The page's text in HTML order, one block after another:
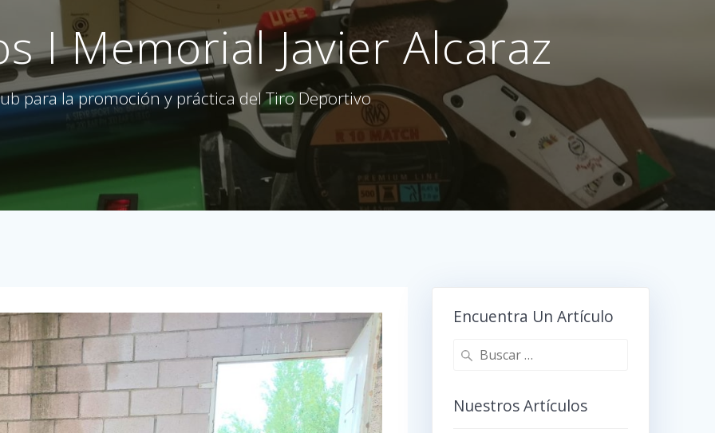
I Memorial Javier Alcaraz
para la promoción y práctica del Tiro Deportivo
Encuentra Un Artículo
Buscar:
Nuestros Artículos